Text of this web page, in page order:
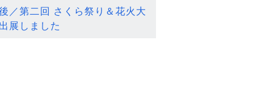
／第二回 さくら祭り＆花火大
展しました